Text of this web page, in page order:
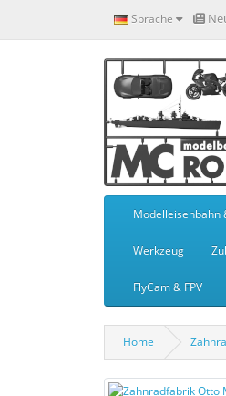
Sprache
Modelleisenbahn
Werkzeug
FlyCam & FPV
Home